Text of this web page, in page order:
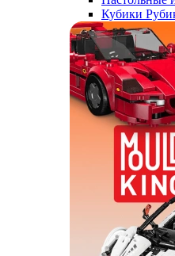
Кубики